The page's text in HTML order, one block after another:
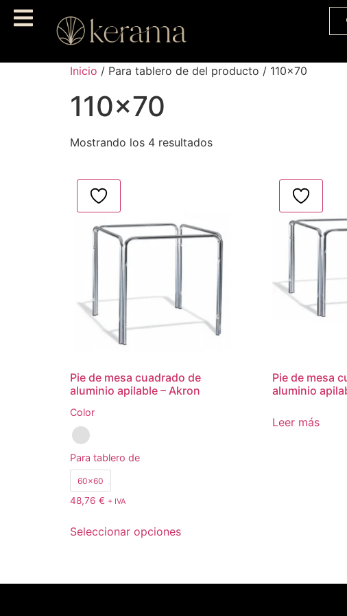
Inicio / Para tablero de del producto / 110x70
110x70
Mostrando los 4 resultados
Pie de mesa cuadrado de
aluminio apilable – Akron
Color
Para tablero de
60x60
48,76 € + IVA
Seleccionar opciones
Pie de mesa
aluminio
Leer más